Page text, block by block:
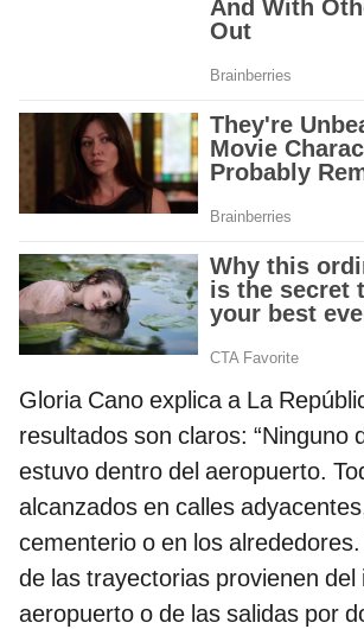
Gloria Cano explica a La
resultados son claros: “Ninguno
estuvo dentro del aeropuerto.
alcanzados en calles
cementerio o en los
de las trayectorias provienen del
aeropuerto o de las salidas por